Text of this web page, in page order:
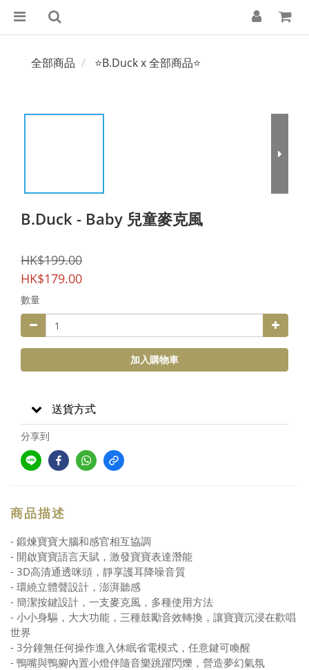
全部商品 ⭐B.Duck x 全部商品⭐
B.Duck - Baby 兒童麥克風
HK$199.00
HK$179.00
數量
加入購物車
送貨方式
分享到
商品描述
- 鍛煉寶寶大腦和感官相互協調
- 開啟寶寶語言天賦，激發寶寶表達潛能
- 3D高清通透咪頭，靜享護耳降噪音質
- 環繞立體聲設計，澎湃聽感
- 簡潔按鍵設計，一支麥克風，多種使用方法
- 小小身驅，大大功能，三種鼓勵音效轉換，讓寶寶沉浸在歡唱
世界
- 3分鐘無任何操作進入休眠省電模式，任意鍵可喚醒
- 鴨嘴與鴨腳內置小燈伴隨音樂跳躍閃爍，營造夢幻氣氛